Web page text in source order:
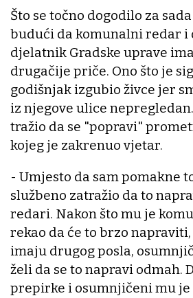
Što se točno dogodilo za
budući da komunalni redar i
djelatnik Gradske uprave
drugačije priče. Ono što je
godišnjak izgubio živce jer
iz njegove ulice
tražio da se "popravi"
kojeg je zakrenuo vjetar.
- Umjesto da sam pomakne
službeno zatražio da to
redari. Nakon što mu je
rekao da će to brzo
imaju drugog posla,
želi da se to napravi odmah.
prepirke i osumnjičeni mu je